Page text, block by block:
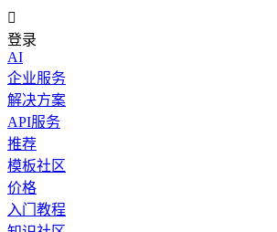

登录
AI
企业服务
解决方案
API服务
推荐
模板社区
价格
入门教程